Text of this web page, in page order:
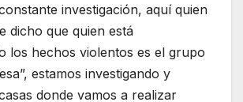
investigación, aquí quien
dicho que quien está
los hechos violentos es el grupo
estamos investigando y
donde vamos a realizar